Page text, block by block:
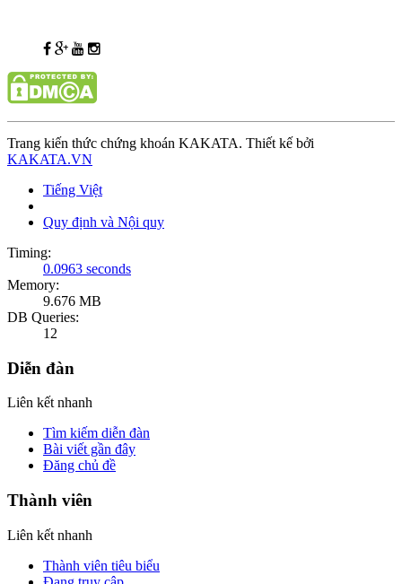
Trang kiến thức chứng khoán KAKATA. Thiết kế bởi
KAKATA.VN
Tiếng Việt
Quy định và Nội quy
Timing:
0.0963 seconds
Memory:
9.676 MB
DB Queries:
12
Diễn đàn
Liên kết nhanh
Tìm kiếm diễn đàn
Bài viết gần đây
Đăng chủ đề
Thành viên
Liên kết nhanh
Thành viên tiêu biểu